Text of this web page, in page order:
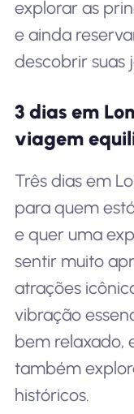
explorar as
e ainda
descobrir suas
3 dias em
viagem
Três dias em
para quem
e quer uma
sentir muito
atrações
vibração
bem relaxado,
também
históricos.